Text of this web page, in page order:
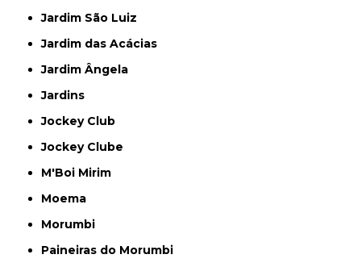
Jardim São Luiz
Jardim das Acácias
Jardim Ângela
Jardins
Jockey Club
Jockey Clube
M'Boi Mirim
Moema
Morumbi
Paineiras do Morumbi